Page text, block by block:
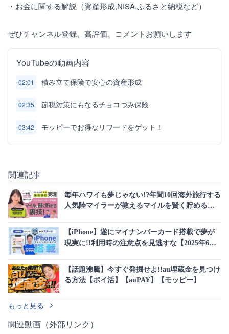
・お金に関する解説（資産形成,NISA,ふるさと納税など）
ぜひチャンネル登録、高評価、コメントお願いします
YouTubeの動画内容
02:01 積み立て保険で安心の資産形成
02:35 節税対策にもなるチョコつみ保険
03:42 モッピーでお得なリワードをゲット！
関連記事
毎年ハワイも夢じゃない!?年間10回海外旅行する
人気陸マイラーが教えるマイルを賢く貯める裏
【iPhone】遂にマイナンバーカード搭載で夢が
現実に!!利用時の注意点を見逃すな【2025年6月
【話題沸騰】今すぐ発掘せよ!!au埋蔵金を見つけ
る方法【ポイ活】【auPAY】【モッピー】
もっと見る
関連動画（外部リンク）